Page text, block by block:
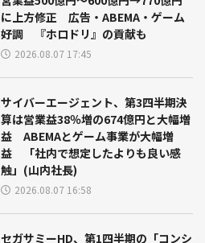
に上方修正 広告・ABEMA・ゲーム
好調 『ホロドリ』の貢献も
2026.08.07 17:45
サイバーエージェント、第3四半期決
算は営業益38％増の674億円と大幅増
益 ABEMAとゲーム事業が大幅増
益 「社内で想定したよりも良い感
触」(山内社長)
2026.08.07 16:58
セガサミーHD、第1四半期の「コンシ